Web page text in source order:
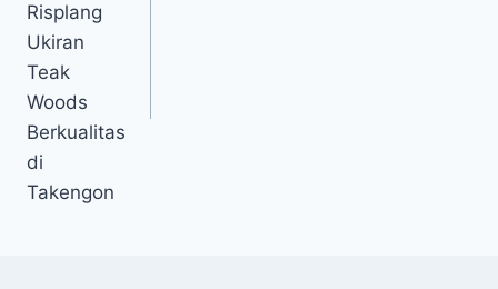
Risplang
Ukiran
Teak
Woods
Berkualitas
di
Takengon